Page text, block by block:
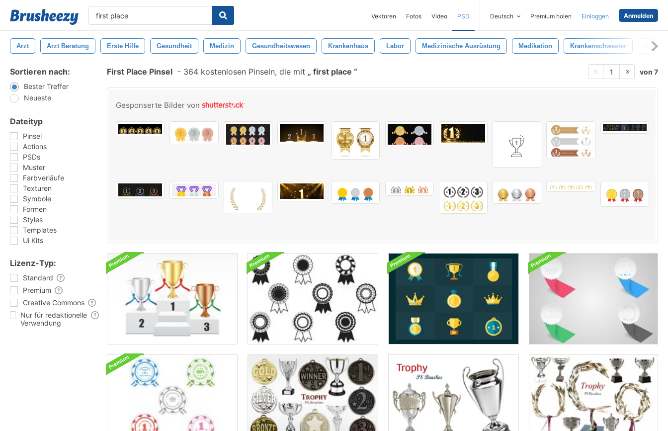
Vektoren Fotos Video PSD Deutsch Premium holen Einloggen Anmelden
Arzt Arzt Beratung Erste Hilfe Gesundheit Medizin Gesundheitswesen Krankenhaus Labor Medizinische Ausrüstung Medikation Krankenschwester
Sortieren nach:
Bester Treffer
Neueste
Dateityp
Pinsel
Actions
PSDs
Muster
Farbverläufe
Texturen
Symbole
Formen
Styles
Templates
Ui Kits
Lizenz-Typ:
Standard
Premium
Creative Commons
Nur für redaktionelle
Verwendung
First Place Pinsel - 364 kostenlosen Pinseln, die mit first place 1 von 7
Gesponserte Bilder von